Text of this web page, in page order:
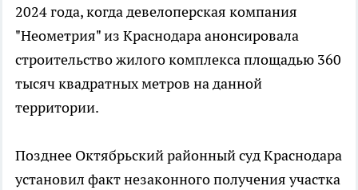
2024 года, когда девелоперская компания
"Неометрия" из Краснодара анонсировала
строительство жилого комплекса площадью 360
тысяч квадратных метров на данной
территории.
Позднее Октябрьский районный суд Краснодара
установил факт незаконного получения участка